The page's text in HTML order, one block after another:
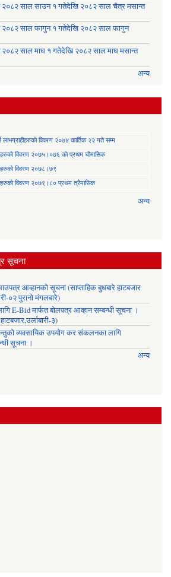
२०८२ साल साउन १ गतेदेखि २०८२ साल चैत्र मसान्त
२०८२ साल फागुन १ गतेदेखि २०८२ साल फागुन
२०८२ साल माघ १ गतेदेखि २०८२ साल माघ मसान्त
अन्य
लाभग्राहीहरुकाे विवरण २०७४ कार्तिक २२ गते सम्म
विवरण २०७५।०७६ काे प्रथम चाैमासिक
विवरण २०७८।७९
विवरण २०७९।८० प्रथम त्रैमासिक
अन्य
सूचना
आव्हानको सूचना (साप्ताहिक बुधबारे हाटबजार
०२ पुरानो मंगलबारे)
E-Bid मार्फत बोलपत्र आव्हान सम्बन्धी सूचना ।
३)
व्यवसायिक उपयोग कर संकलनका लागि
सूचना ।
अन्य